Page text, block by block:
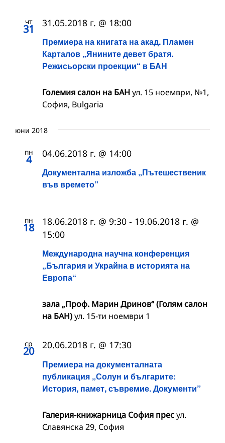
чт
31
Премиера на книгата на акад. Пламен
Карталов „Янините девет братя.
Режисьорски проекции“ в БАН
31.05.2018 г. @ 18:00
Големия салон на БАН ул. 15 ноември, №1,
София, Bulgaria
юни 2018
пн
4
Документална изложба „Пътешественик
във времето”
04.06.2018 г. @ 14:00
пн
18
Международна научна конференция
„България и Украйна в историята на
Европа“
18.06.2018 г. @ 9:30 - 19.06.2018 г. @
15:00
зала „Проф. Марин Дринов“ (Голям салон
на БАН)ул. 15-ти ноември 1
ср
20
Премиера на документалната
публикация „Солун и българите:
История, памет, съвремие. Документи”
20.06.2018 г. @ 17:30
Галерия-книжарница София пресул.
Славянска 29, София